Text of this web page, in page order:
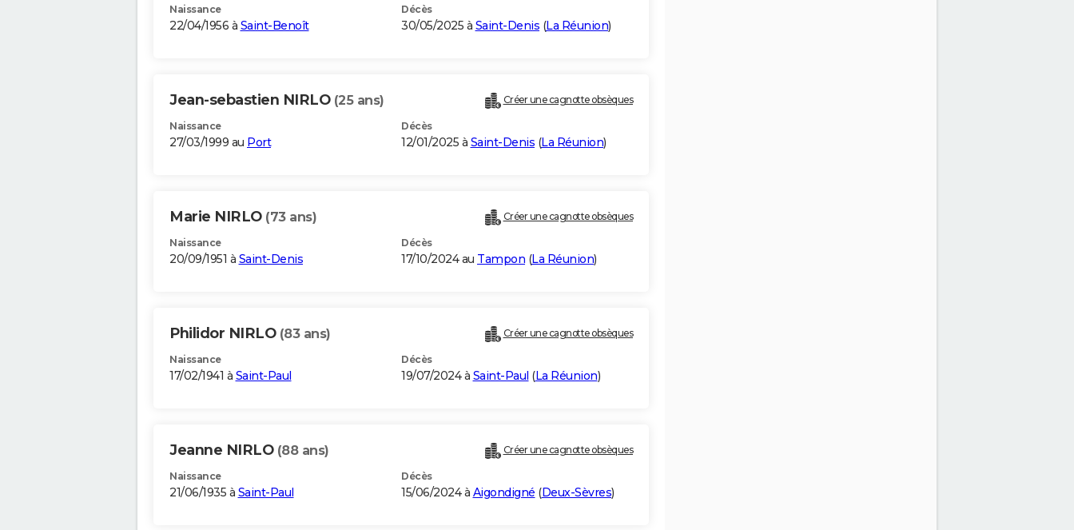
Naissance
22/04/1956 à Saint-Benoît
Décès
30/05/2025 à Saint-Denis (La Réunion)
Jean-sebastien NIRLO (25 ans) Créer une cagnotte obsèques
Naissance
27/03/1999 au Port
Décès
12/01/2025 à Saint-Denis (La Réunion)
Marie NIRLO (73 ans) Créer une cagnotte obsèques
Naissance
20/09/1951 à Saint-Denis
Décès
17/10/2024 au Tampon (La Réunion)
Philidor NIRLO (83 ans) Créer une cagnotte obsèques
Naissance
17/02/1941 à Saint-Paul
Décès
19/07/2024 à Saint-Paul (La Réunion)
Jeanne NIRLO (88 ans) Créer une cagnotte obsèques
Naissance
21/06/1935 à Saint-Paul
Décès
15/06/2024 à Aigondigné (Deux-Sèvres)